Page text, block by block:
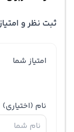
ثبت نظر و
امتیاز شما
نام (اختیاری)